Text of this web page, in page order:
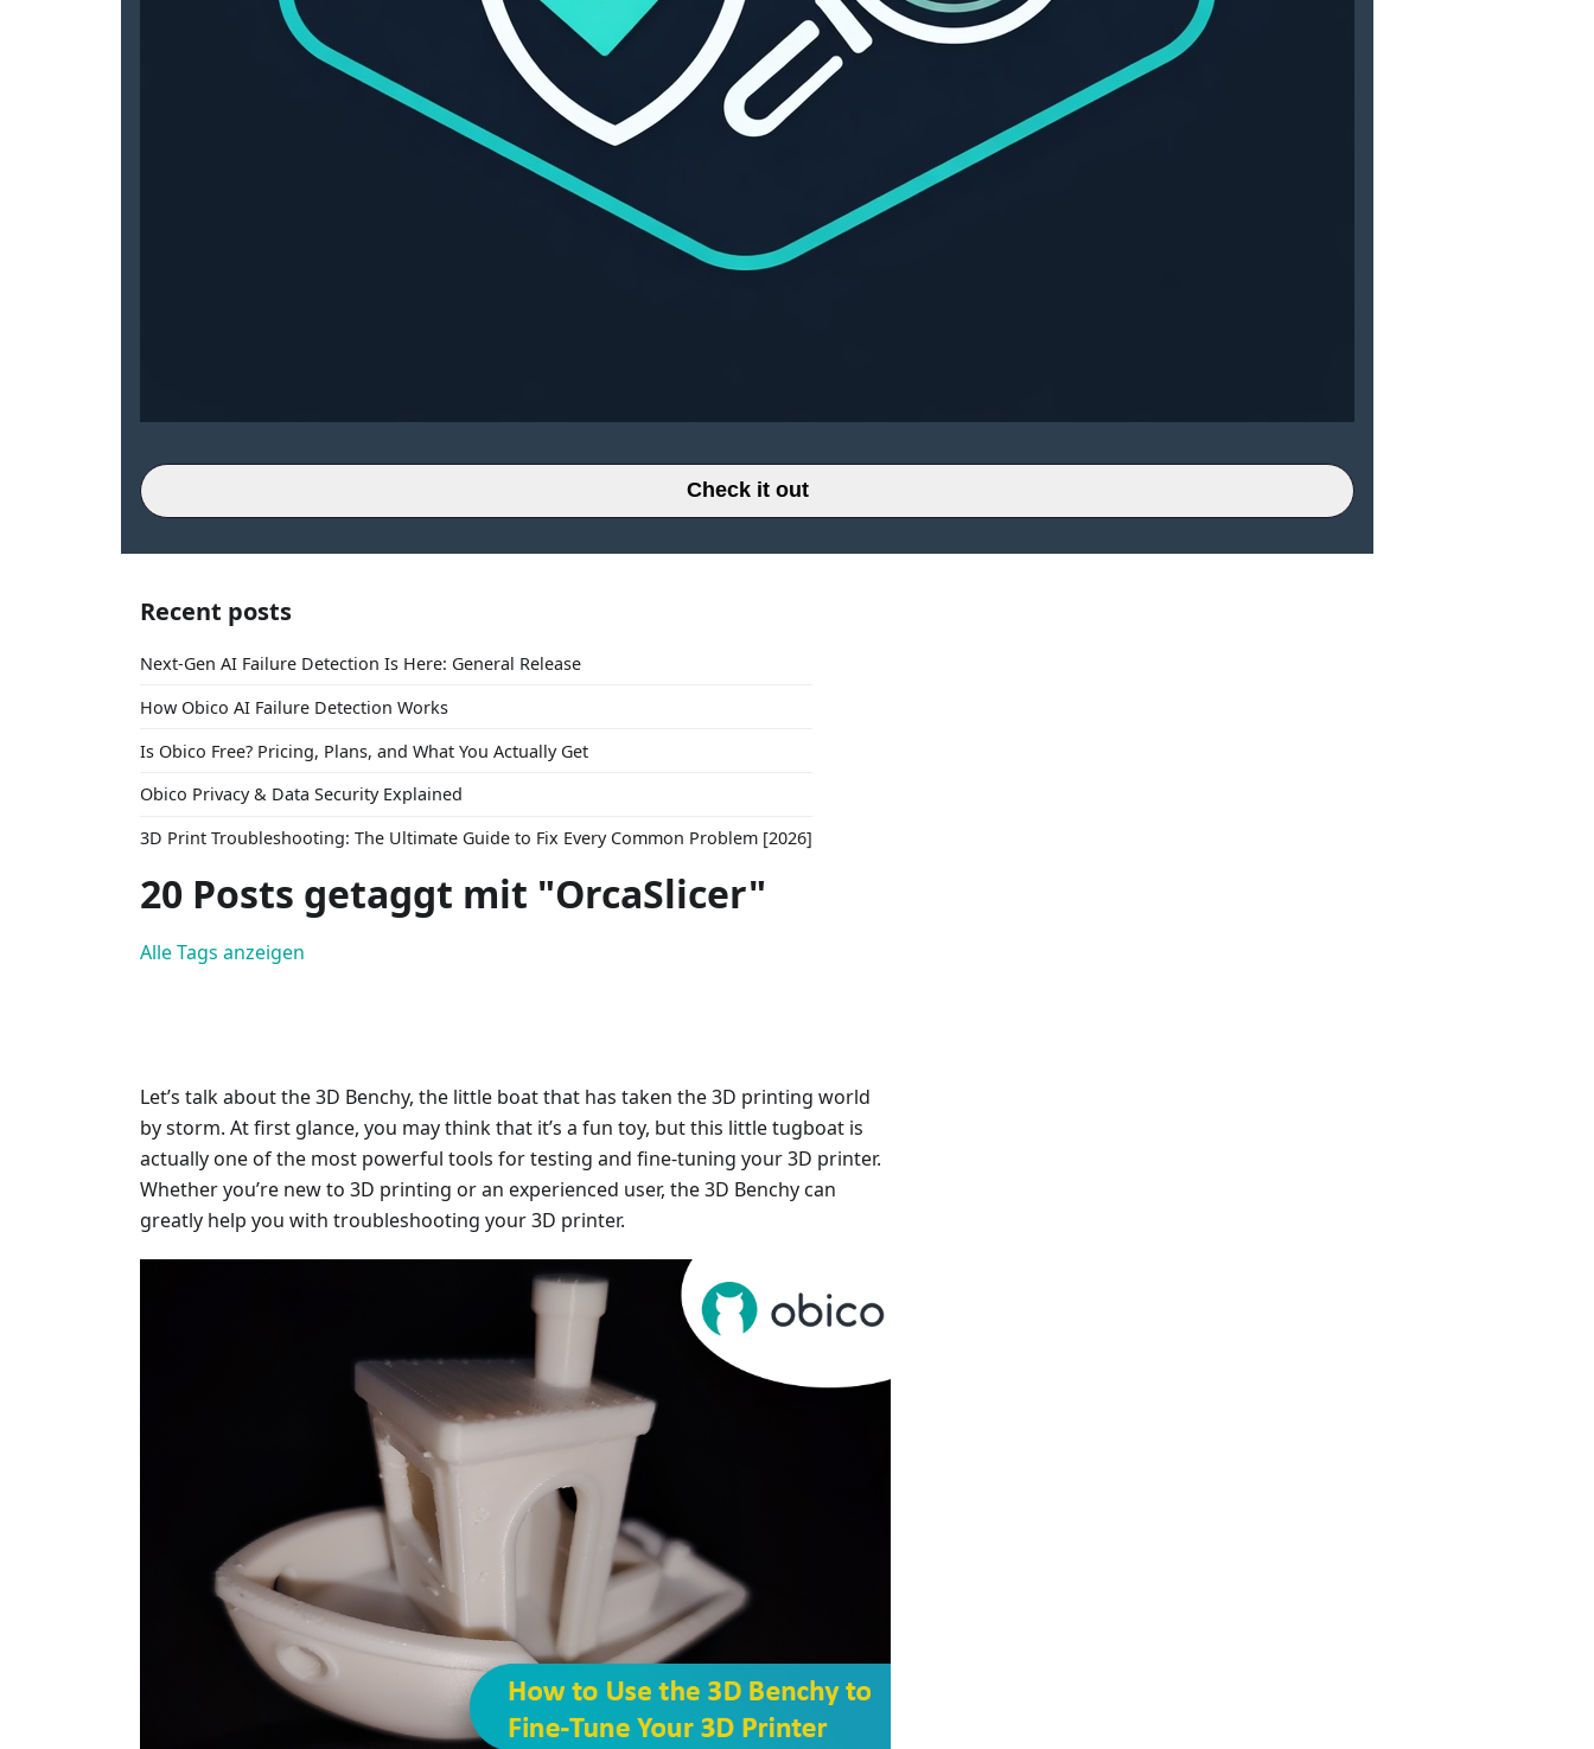
Check it out
Recent posts
Next-Gen AI Failure Detection Is Here: General Release
How Obico AI Failure Detection Works
Is Obico Free? Pricing, Plans, and What You Actually Get
Obico Privacy & Data Security Explained
3D Print Troubleshooting: The Ultimate Guide to Fix Every Common Problem [2026]
20 Posts getaggt mit "OrcaSlicer"
Alle Tags anzeigen
Let’s talk about the 3D Benchy, the little boat that has taken the 3D printing world
by storm. At first glance, you may think that it’s a fun toy, but this little tugboat is
actually one of the most powerful tools for testing and fine-tuning your 3D printer.
Whether you’re new to 3D printing or an experienced user, the 3D Benchy can
greatly help you with troubleshooting your 3D printer.